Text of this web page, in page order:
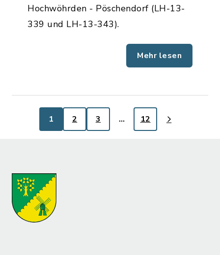
Hochwöhrden - Pöschendorf (LH-13-
339 und LH-13-343).
Mehr lesen
1 2 3 … 12